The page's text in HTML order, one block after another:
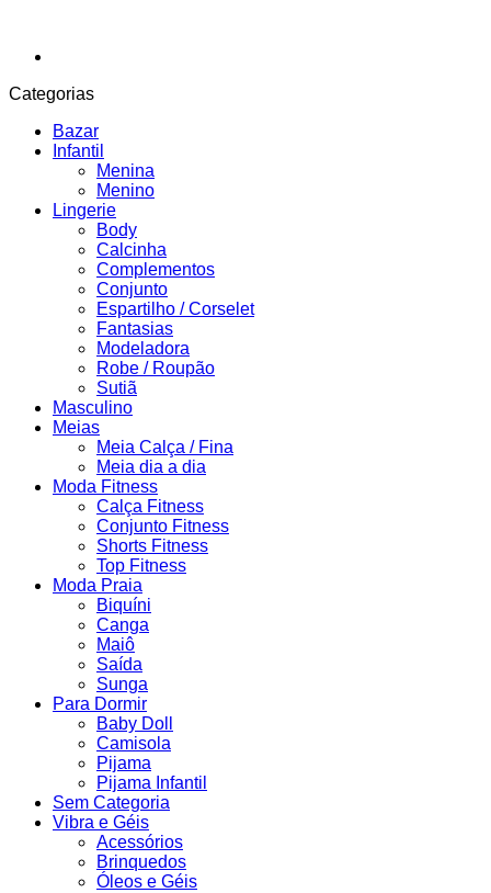
Categorias
Bazar
Infantil
Menina
Menino
Lingerie
Body
Calcinha
Complementos
Conjunto
Espartilho / Corselet
Fantasias
Modeladora
Robe / Roupão
Sutiã
Masculino
Meias
Meia Calça / Fina
Meia dia a dia
Moda Fitness
Calça Fitness
Conjunto Fitness
Shorts Fitness
Top Fitness
Moda Praia
Biquíni
Canga
Maiô
Saída
Sunga
Para Dormir
Baby Doll
Camisola
Pijama
Pijama Infantil
Sem Categoria
Vibra e Géis
Acessórios
Brinquedos
Óleos e Géis